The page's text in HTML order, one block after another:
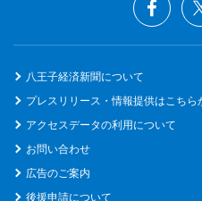
八王子経済新聞について
プレスリリース・情報提供はこちら
アクセスデータの利用について
お問い合わせ
広告のご案内
後援申請について